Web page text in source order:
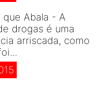
que Abala - A
drogas é uma
arriscada, como